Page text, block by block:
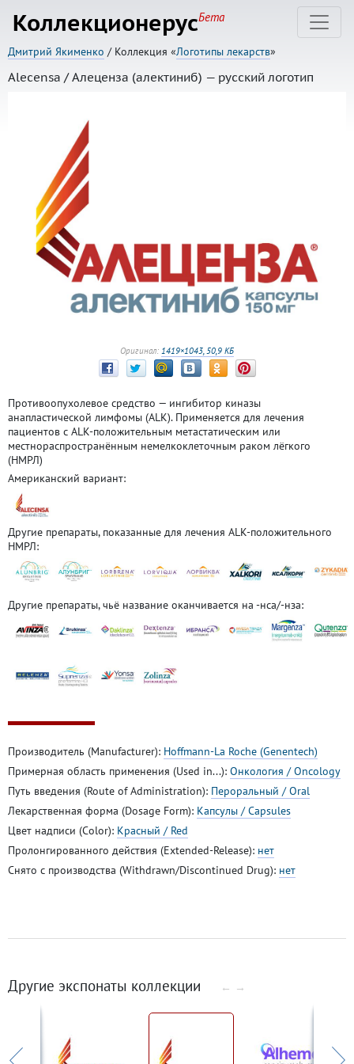
КоллекционерусБета
Дмитрий Якименко / Коллекция «Логотипы лекарств»
Alecensa / Алеценза (алектиниб) — русский логотип
Оригинал: 1419×1043, 50,9 КБ
Противоопухолевое средство — ингибитор киназы
анапластической лимфомы (ALK). Применяется для лечения
пациентов с ALK-положительным метастатическим или
местнораспространённым немелкоклеточным раком лёгкого
(НМРЛ)
Американский вариант:
Другие препараты, показанные для лечения ALK-положительного
НМРЛ:
Другие препараты, чьё название оканчивается на -нса/-нза:
Производитель (Manufacturer): Hoffmann-La Roche (Genentech)
Примерная область применения (Used in...): Онкология / Oncology
Путь введения (Route of Administration): Пероральный / Oral
Лекарственная форма (Dosage Form): Капсулы / Capsules
Цвет надписи (Color): Красный / Red
Пролонгированного действия (Extended-Release): нет
Снято с производства (Withdrawn/Discontinued Drug): нет
Другие экспонаты коллекции ← →